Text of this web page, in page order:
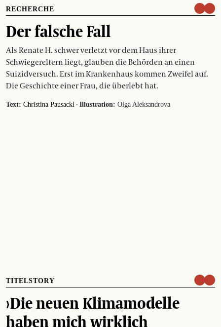
RECHERCHE
Der falsche Fall
Als Renate H. schwer verletzt vor dem Haus ihrer
Schwiegereltern liegt, glauben die Behörden an einen
Suizidversuch. Erst im Krankenhaus kommen Zweifel auf.
Die Geschichte einer Frau, die überlebt hat.
Text: Christina Pausackl · Illustration: Olga Aleksandrova
TITELSTORY
›Die neuen Klimamodelle
haben mich wirklich